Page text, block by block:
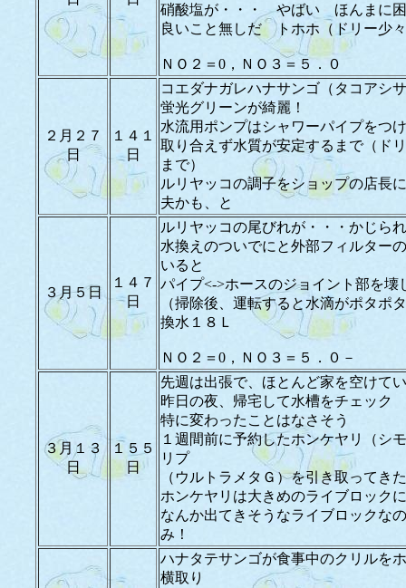
硝酸塩が・・・ やばい ほんまに困
良いこと無しだ トホホ（ドリー少
ＮＯ２＝0，ＮＯ３＝５．０
２月２７
日
１４１
日
コエダナガレハナサンゴ（タコアシ
蛍光グリーンが綺麗！
水流用ポンプはシャワーパイプをつ
取り合えず水質が安定するまで（ド
まで）
ルリヤッコの調子をショップの店長
夫かも、と
３月５日
１４７
日
ルリヤッコの尾びれが・・・かじら
水換えのついでにと外部フィルター
いると
パイプ<->ホースのジョイント部を壊
（掃除後、運転すると水滴がポタポ
換水１８Ｌ
ＮＯ２＝0，ＮＯ３＝５．０－
３月１３
日
１５５
日
先週は出張で、ほとんど家を空けて
昨日の夜、帰宅して水槽をチェック
特に変わったことはなさそう
１週間前に予約したホンケヤリ（シ
リプ
（ウルトラメタＧ）を引き取ってきた
ホンケヤリは大きめのライブロック
なんか出てきそうなライブロックな
み！
ハナタテサンゴが食事中のクリルを
横取り